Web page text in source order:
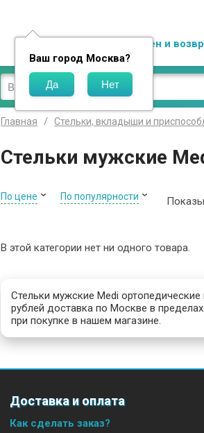
Ваш город Москва?
Обмен и
Главная Стельки, вкладыши и
Стельки мужские
По цене По популярности
В этой категории нет ни одного товара.
Стельки мужские Medi
рублей доставка по Москве в
при покупке в нашем магазине.
Доставка и оплата
Как сделать заказ?